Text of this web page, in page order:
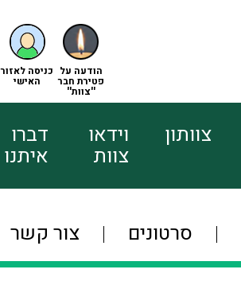
כניסה לאזור
האישי
הודעה על
פטירת חבר
''צוות''
צוותון וידאו
צוות
דברו
איתנו
סרטונים צור קשר